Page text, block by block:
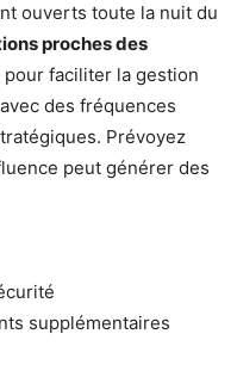
ouverts toute la nuit du
proches des
faciliter la gestion
des fréquences
Prévoyez
peut générer des
supplémentaires